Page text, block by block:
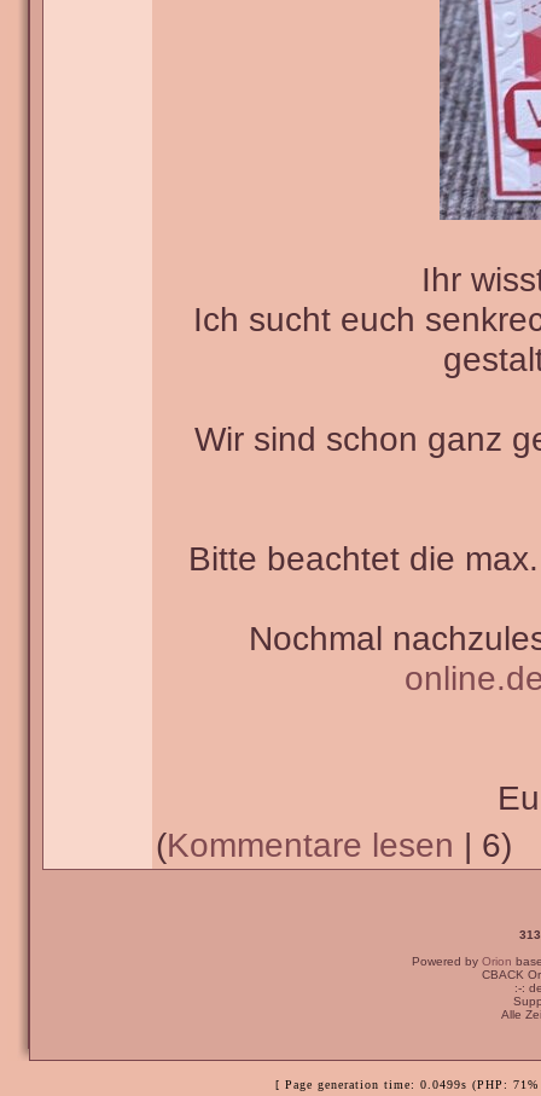
Ihr
Ich sucht euch
Wir sind schon ganz
Bitte beachtet die
Nochmal
(Kommentare lesen | 6)
Powered by Orion
CBACK
:-:
Alle
[ Page generation time: 0.0499s (PHP: